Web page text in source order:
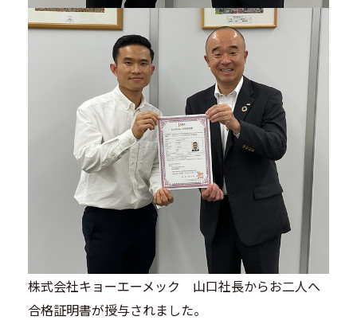
株式会社キョーエーメック 山口社長からお二人へ
合格証明書が授与されました。